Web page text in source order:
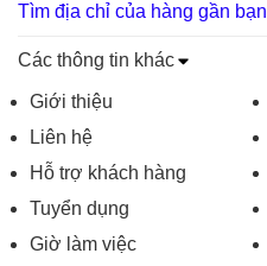
Tìm địa chỉ của hàng gần bạn
Các thông tin khác
Giới thiệu
Liên hệ
Hỗ trợ khách hàng
Tuyển dụng
Giờ làm việc